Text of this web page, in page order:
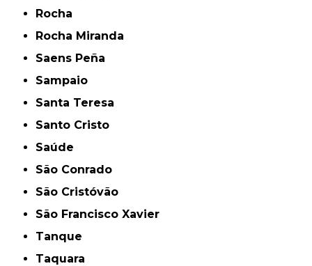
Rocha
Rocha Miranda
Saens Peña
Sampaio
Santa Teresa
Santo Cristo
Saúde
São Conrado
São Cristóvão
São Francisco Xavier
Tanque
Taquara